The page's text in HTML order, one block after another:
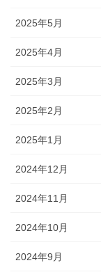
2025年5月
2025年4月
2025年3月
2025年2月
2025年1月
2024年12月
2024年11月
2024年10月
2024年9月